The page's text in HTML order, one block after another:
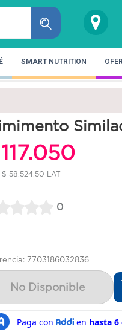
SMART NUTRITION
$ 58,524.50 LAT
0
7703186032836
No Disponible